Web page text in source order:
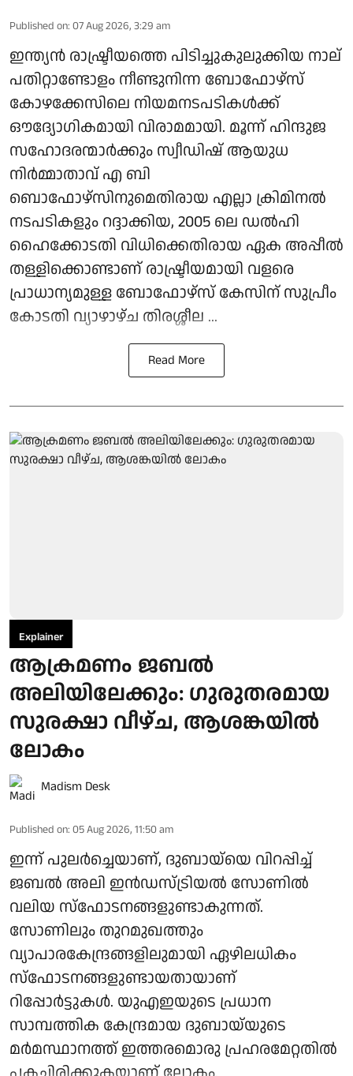
Published on: 07 Aug 2026, 3:29 am
ഇന്ത്യൻ രാഷ്ട്രീയത്തെ പിടിച്ചുകുലുക്കിയ നാല്
പതിറ്റാണ്ടോളം നീണ്ടുനിന്ന ബോഫോഴ്സ്
കോഴക്കേസിലെ നിയമനടപടികൾക്ക്
ഔദ്യോഗികമായി വിരാമമായി. മൂന്ന് ഹിന്ദുജ
സഹോദരന്മാർക്കും സ്വീഡിഷ് ആയുധ
നിർമ്മാതാവ് എ ബി
ബൊഫോഴ്‌സിനുമെതിരായ എല്ലാ ക്രിമിനൽ
നടപടികളും റദ്ദാക്കിയ, 2005 ലെ ഡൽഹി
ഹൈക്കോടതി വിധിക്കെതിരായ ഏക അപ്പീൽ
തള്ളിക്കൊണ്ടാണ് രാഷ്ട്രീയമായി വളരെ
പ്രാധാന്യമുള്ള ബോഫോഴ്‌സ് കേസിന് സുപ്രീം
കോടതി വ്യാഴാഴ്ച തിരശ്ശീല ...
Read More
Explainer
ആക്രമണം ജബൽ
അലിയിലേക്കും: ഗുരുതരമായ
സുരക്ഷാ വീഴ്ച, ആശങ്കയിൽ
ലോകം
Madism Desk
Published on: 05 Aug 2026, 11:50 am
ഇന്ന് പുലർച്ചെയാണ്, ദുബായ്‌യെ വിറപ്പിച്ച്
ജബൽ അലി ഇൻഡസ്ട്രിയൽ സോണിൽ
വലിയ സ്ഫോടനങ്ങളുണ്ടാകുന്നത്.
സോണിലും തുറമുഖത്തും
വ്യാപാരകേന്ദ്രങ്ങളിലുമായി ഏഴിലധികം
സ്ഫോടനങ്ങളുണ്ടായതായാണ്
റിപ്പോർട്ടുകൾ. യുഎഇയുടെ പ്രധാന
സാമ്പത്തിക കേന്ദ്രമായ ദുബായ്‌യുടെ
മർമസ്ഥാനത്ത് ഇത്തരമൊരു പ്രഹരമേറ്റതിൽ